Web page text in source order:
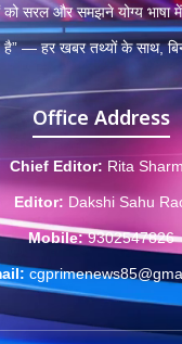
को सरल और समझने योग्य भाषा
है” — हर खबर तथ्यों के साथ,
Office Address
Chief Editor: Rita
Editor: Dakshi Sahu
Mobile: 9302547826